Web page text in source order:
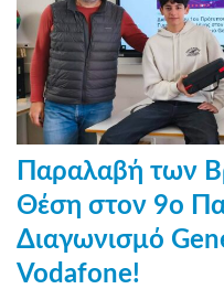
Παραλαβή των
Θέση στον 9ο
Διαγωνισμό
Vodafone!